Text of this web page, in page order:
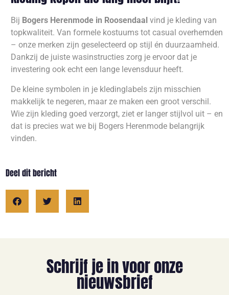
Bij Bogers Herenmode in Roosendaal vind je kleding van
topkwaliteit. Van formele kostuums tot casual overhemden
– onze merken zijn geselecteerd op stijl én duurzaamheid.
Dankzij de juiste wasinstructies zorg je ervoor dat je
investering ook echt een lange levensduur heeft.
De kleine symbolen in je kledinglabels zijn misschien
makkelijk te negeren, maar ze maken een groot verschil.
Wie zijn kleding goed verzorgt, ziet er langer stijlvol uit – en
dat is precies wat we bij Bogers Herenmode belangrijk
vinden.
Deel dit bericht
Schrijf je in voor onze
nieuwsbrief